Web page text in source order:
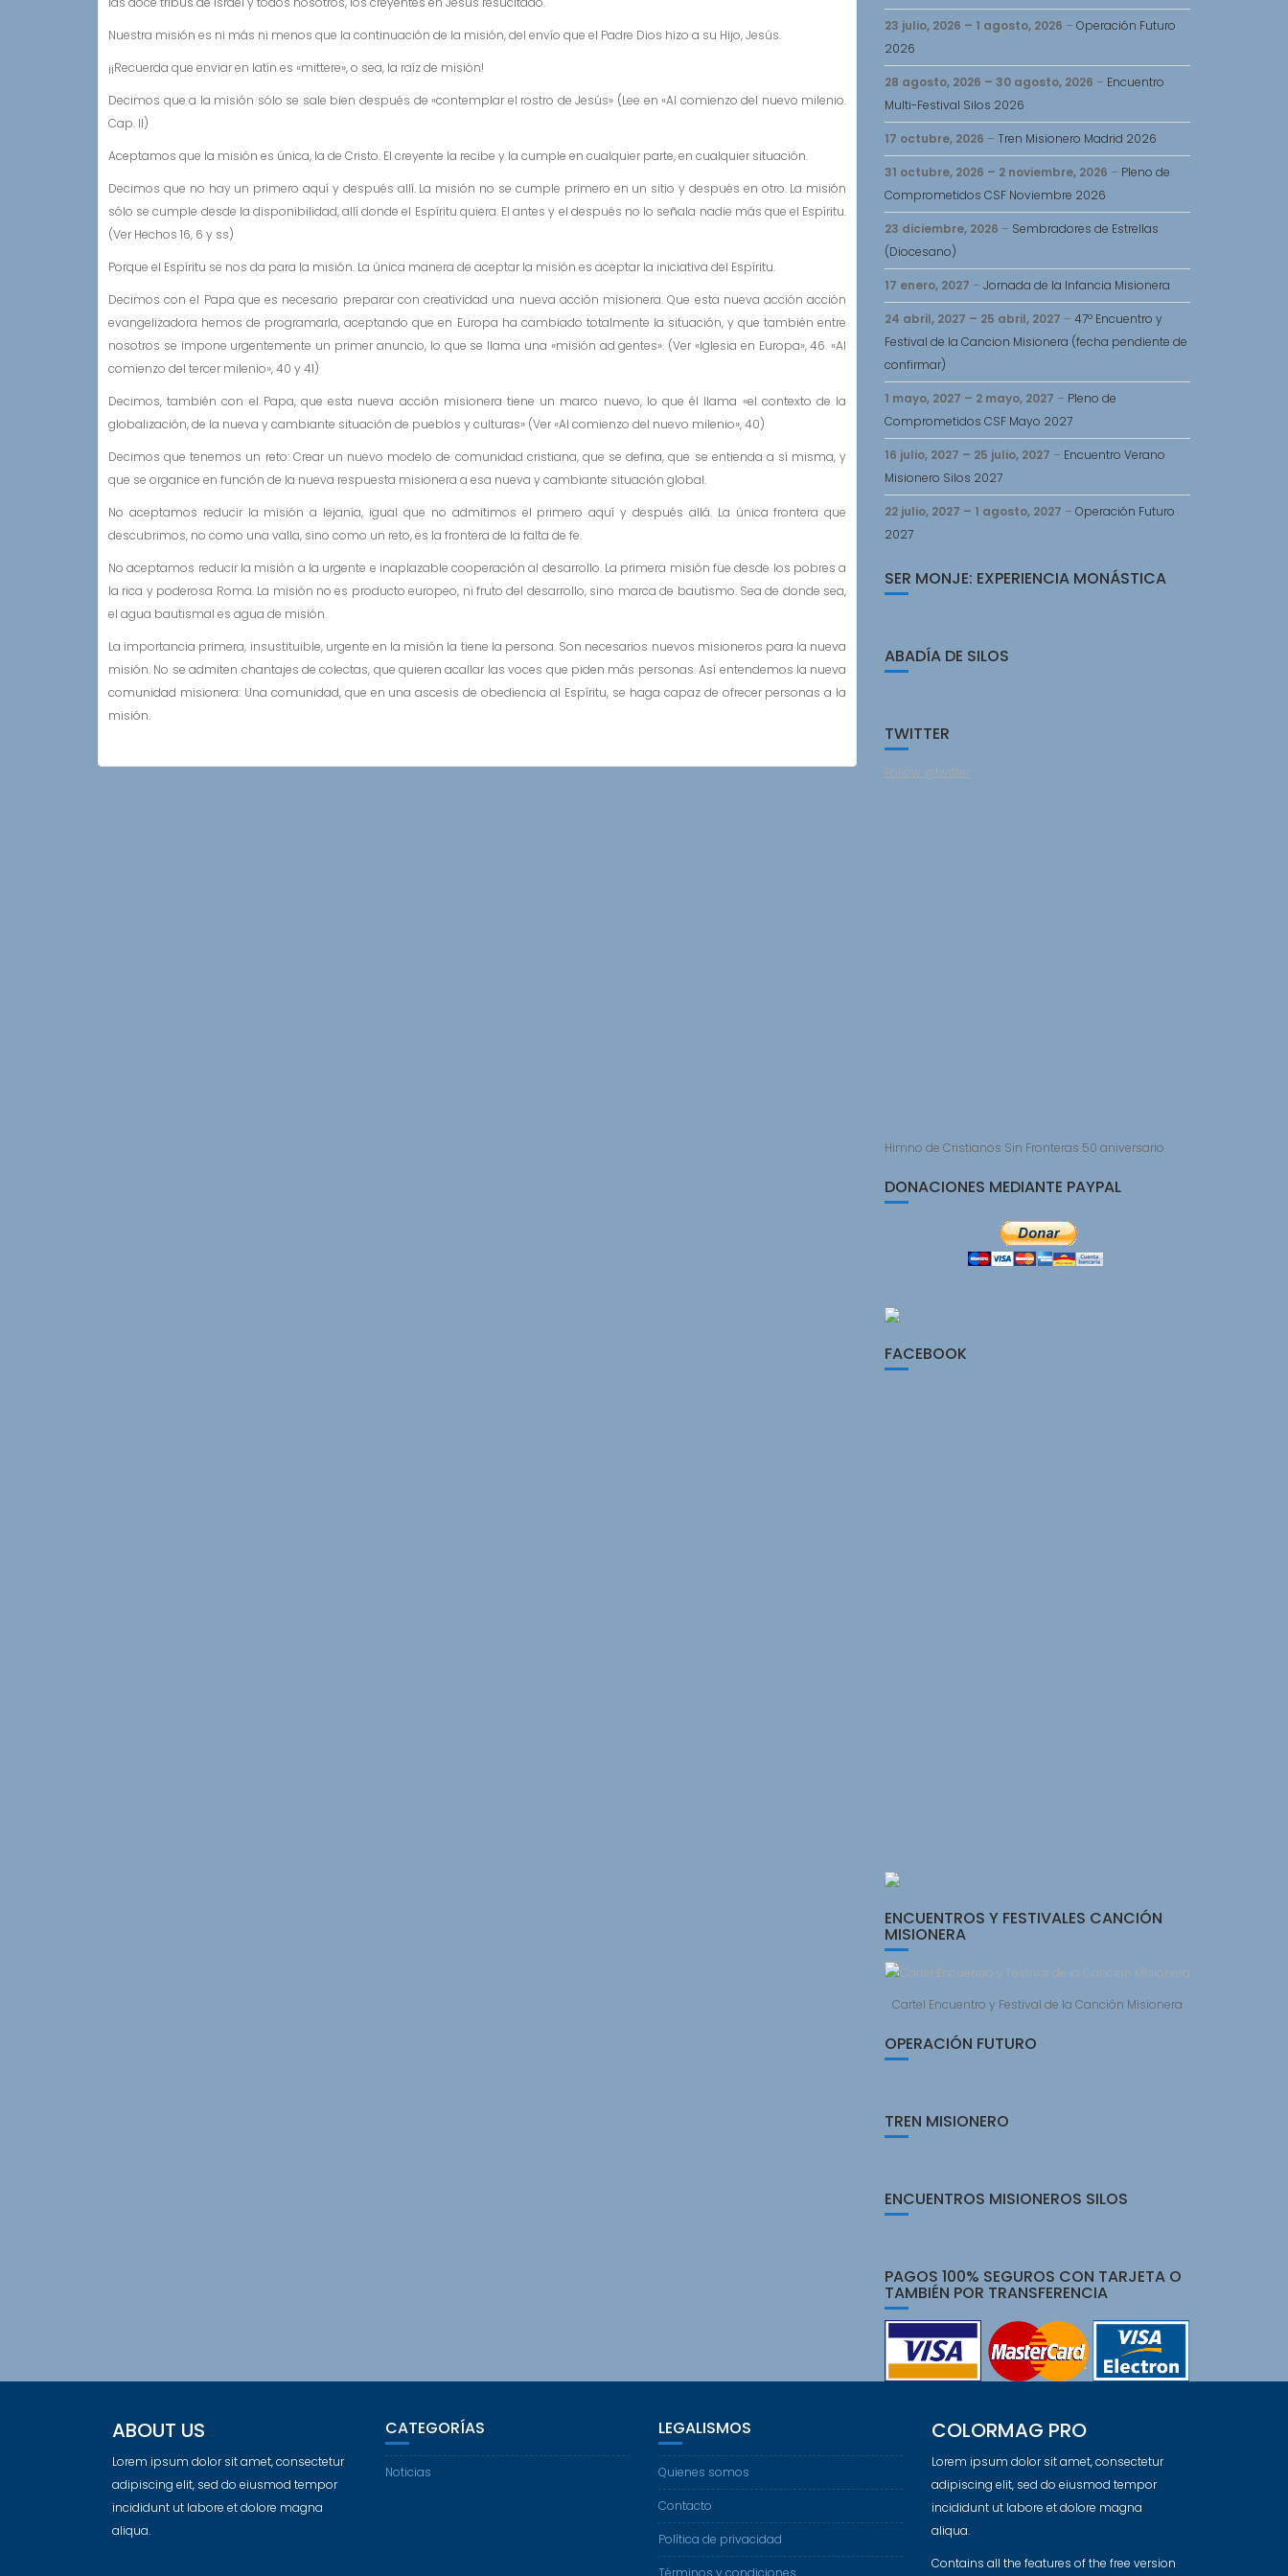
Nuestra misión es ni más ni menos que la continuación de la misión, del envío que el Padre Dios hizo a su Hijo, Jesús.
¡¡Recuerda que enviar en latín es «mittere», o sea, la raíz de misión!
Decimos que a la misión sólo se sale bien después de «contemplar el rostro de Jesús» (Lee en «Al comienzo del nuevo milenio.
Cap. II)
Aceptamos que la misión es única, la de Cristo. El creyente la recibe y la cumple en cualquier parte, en cualquier situación.
Decimos que no hay un primero aquí y después allí. La misión no se cumple primero en un sitio y después en otro. La misión
sólo se cumple desde la disponibilidad, allí donde el Espíritu quiera. El antes y el después no lo señala nadie más que el Espíritu.
(Ver Hechos 16, 6 y ss)
Porque el Espíritu se nos da para la misión. La única manera de aceptar la misión es aceptar la iniciativa del Espíritu.
Decimos con el Papa que es necesario preparar con creatividad una nueva acción misionera. Que esta nueva acción acción
evangelizadora hemos de programarla, aceptando que en Europa ha cambiado totalmente la situación, y que también entre
nosotros se impone urgentemente un primer anuncio, lo que se llama una «misión ad gentes». (Ver «Iglesia en Europa», 46. «Al
comienzo del tercer milenio», 40 y 41)
Decimos, también con el Papa, que esta nueva acción misionera tiene un marco nuevo, lo que él llama «el contexto de la
globalización, de la nueva y cambiante situación de pueblos y culturas» (Ver «Al comienzo del nuevo milenio», 40)
Decimos que tenemos un reto: Crear un nuevo modelo de comunidad cristiana, que se defina, que se entienda a sí misma, y
que se organice en función de la nueva respuesta misionera a esa nueva y cambiante situación global.
No aceptamos reducir la misión a lejanía, igual que no admitimos el primero aquí y después allá. La única frontera que
descubrimos, no como una valla, sino como un reto, es la frontera de la falta de fe.
No aceptamos reducir la misión a la urgente e inaplazable cooperación al desarrollo. La primera misión fue desde los pobres a
la rica y poderosa Roma. La misión no es producto europeo, ni fruto del desarrollo, sino marca de bautismo. Sea de donde sea,
el agua bautismal es agua de misión.
La importancia primera, insustituible, urgente en la misión la tiene la persona. Son necesarios nuevos misioneros para la nueva
misión. No se admiten chantajes de colectas, que quieren acallar las voces que piden más personas. Así entendemos la nueva
comunidad misionera: Una comunidad, que en una ascesis de obediencia al Espíritu, se haga capaz de ofrecer personas a la
misión.
23 julio, 2026 – 1 agosto, 2026 – Operación Futuro
2026
28 agosto, 2026 – 30 agosto, 2026 – Encuentro
Multi-Festival Silos 2026
17 octubre, 2026 – Tren Misionero Madrid 2026
31 octubre, 2026 – 2 noviembre, 2026 – Pleno de
Comprometidos CSF Noviembre 2026
23 diciembre, 2026 – Sembradores de Estrellas
(Diocesano)
17 enero, 2027 – Jornada de la Infancia Misionera
24 abril, 2027 – 25 abril, 2027 – 47º Encuentro y
Festival de la Cancion Misionera (fecha pendiente de
confirmar)
1 mayo, 2027 – 2 mayo, 2027 – Pleno de
Comprometidos CSF Mayo 2027
16 julio, 2027 – 25 julio, 2027 – Encuentro Verano
Misionero Silos 2027
22 julio, 2027 – 1 agosto, 2027 – Operación Futuro
2027
SER MONJE: EXPERIENCIA MONÁSTICA
ABADÍA DE SILOS
TWITTER
Follow @twitter
Himno de Cristianos Sin Fronteras 50 aniversario
DONACIONES MEDIANTE PAYPAL
FACEBOOK
ENCUENTROS Y FESTIVALES CANCIÓN
MISIONERA
Cartel Encuentro y Festival de la Canción Misionera
OPERACIÓN FUTURO
TREN MISIONERO
ENCUENTROS MISIONEROS SILOS
PAGOS 100% SEGUROS CON TARJETA O
TAMBIÉN POR TRANSFERENCIA
ABOUT US
Lorem ipsum dolor sit amet, consectetur
adipiscing elit, sed do eiusmod tempor
incididunt ut labore et dolore magna
aliqua.
CATEGORÍAS
Noticias
LEGALISMOS
Quienes somos
Contacto
Política de privacidad
Términos y condiciones
COLORMAG PRO
Lorem ipsum dolor sit amet, consectetur
adipiscing elit, sed do eiusmod tempor
incididunt ut labore et dolore magna
aliqua.
Contains all the features of the free version